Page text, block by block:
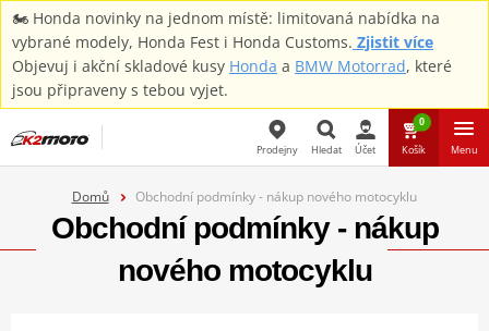
🏍️ Honda novinky na jednom místě: limitovaná nabídka na
vybrané modely, Honda Fest i Honda Customs. Zjistit více
Objevuj i akční skladové kusy Honda a BMW Motorrad, které
jsou připraveny s tebou vyjet.
Hledat
Prodejny Hledat Účet
0
Košík Menu
Domů Obchodní podmínky - nákup nového motocyklu
Obchodní podmínky - nákup
nového motocyklu